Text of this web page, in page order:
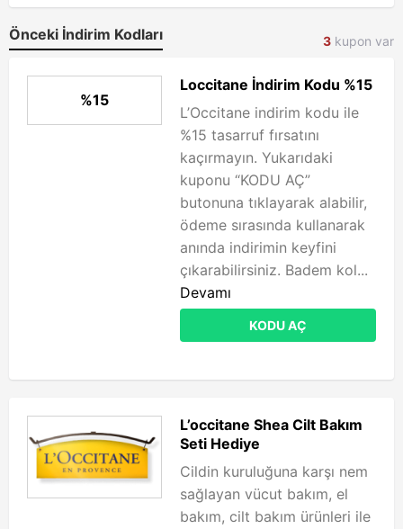
Önceki İndirim Kodları 3 kupon var
%15
Loccitane İndirim Kodu %15
L’Occitane indirim kodu ile
%15 tasarruf fırsatını
kaçırmayın. Yukarıdaki
kuponu “KODU AÇ”
butonuna tıklayarak alabilir,
ödeme sırasında kullanarak
anında indirimin keyfini
çıkarabilirsiniz. Badem kol...
Devamı
KODU AÇ
L’occitane Shea Cilt Bakım
Seti Hediye
Cildin kuruluğuna karşı nem
sağlayan vücut bakım, el
bakım, cilt bakım ürünleri ile